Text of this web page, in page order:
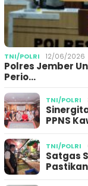
TNI/POLRI 12/06/2026
Polres Jember
Perio…
TNI/POLRI
PPNS
TNI/POLRI
Satgas